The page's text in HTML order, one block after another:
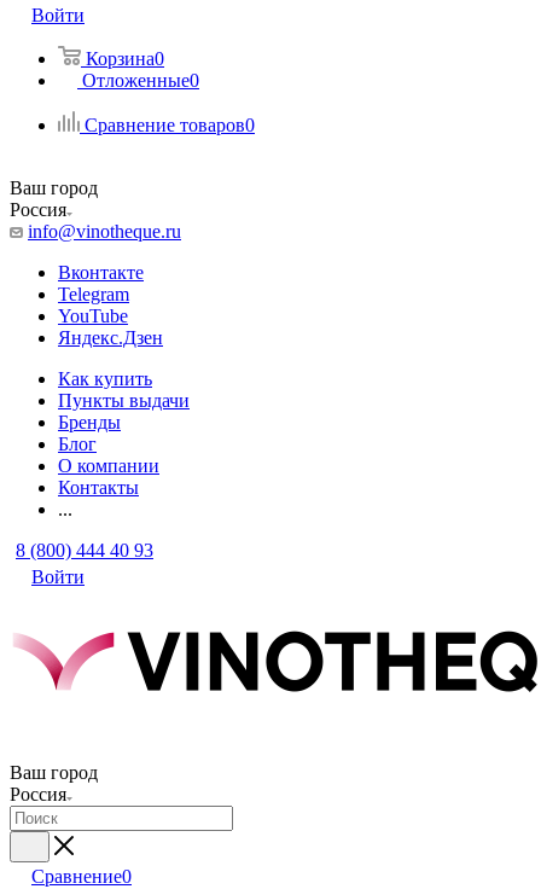
Войти
Корзина0
Отложенные0
Сравнение товаров0
Ваш город
Россия
info@vinotheque.ru
Вконтакте
Telegram
YouTube
Яндекс.Дзен
Как купить
Пункты выдачи
Бренды
Блог
О компании
Контакты
...
8 (800) 444 40 93
Войти
Ваш город
Россия
Сравнение0